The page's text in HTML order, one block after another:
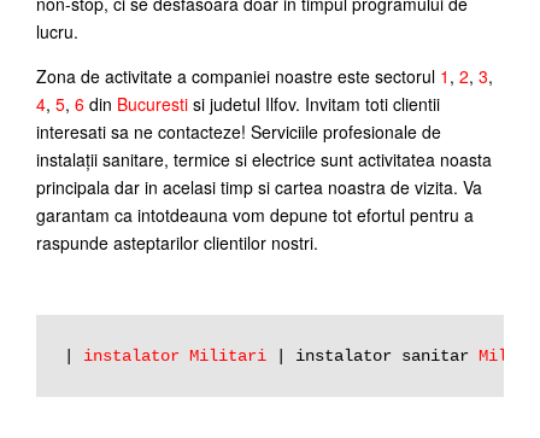
lucru.
Zona de activitate a companiei noastre este sectorul 1 , 2, 3,
4, 5, 6 din Bucuresti si judetul Ilfov. Invitam toti clientii
interesati sa ne contacteze! Serviciile profesionale de
instalații sanitare, termice si electrice sunt activitatea noasta
principala dar in acelasi timp si cartea noastra de vizita. Va
garantam ca intotdeauna vom depune tot efortul pentru a
raspunde asteptarilor clientilor nostri.
| instalator Militari | instalator sanitar